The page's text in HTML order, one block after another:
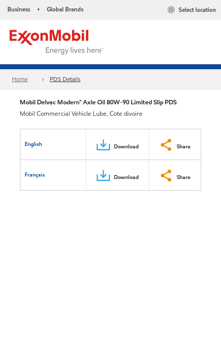
Business • Global Brands Select location
Home PDS Details
Mobil Delvac Modern™ Axle Oil 80W-90 Limited Slip PDS
Mobil Commercial Vehicle Lube, Cote divoire
English Download Share
Français Download Share